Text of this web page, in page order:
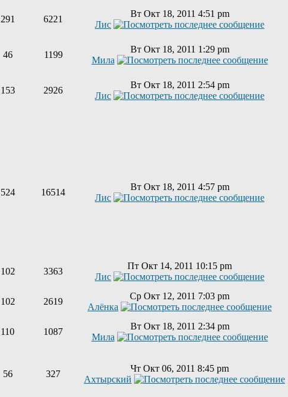
291 6221
Вт Окт 18, 2011 4:51 pm
Лис
46 1199
Вт Окт 18, 2011 1:29 pm
Мила
153 2926
Вт Окт 18, 2011 2:54 pm
Лис
524 16514
Вт Окт 18, 2011 4:57 pm
Лис
102 3363
Пт Окт 14, 2011 10:15 pm
Лис
102 2619
Ср Окт 12, 2011 7:03 pm
Алёнка
110 1087
Вт Окт 18, 2011 2:34 pm
Мила
56 327
Чт Окт 06, 2011 8:45 pm
Ахтырский